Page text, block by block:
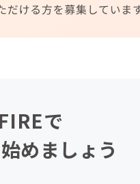
で
めましょう